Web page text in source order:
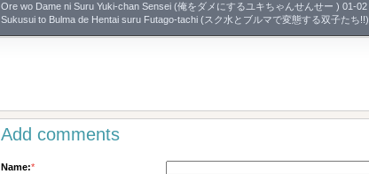
Ore wo Dame ni Suru Yuki-chan Sensei (俺をダメにするユキちゃんせんせー ) 01-02
Sukusui to Bulma de Hentai suru Futago-tachi (スク水とブルマで変態する双子たち!!)
Add comments
Name:*